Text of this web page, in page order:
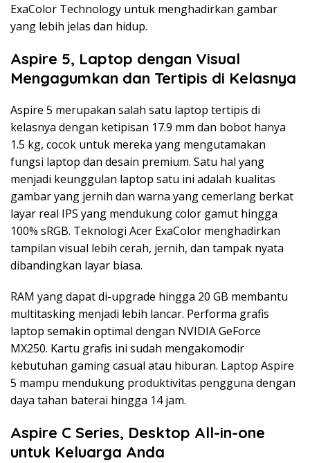
ExaColor Technology untuk menghadirkan gambar
yang lebih jelas dan hidup.
Aspire 5, Laptop dengan Visual
Mengagumkan dan Tertipis di Kelasnya
Aspire 5 merupakan salah satu laptop tertipis di
kelasnya dengan ketipisan 17.9 mm dan bobot hanya
1.5 kg, cocok untuk mereka yang mengutamakan
fungsi laptop dan desain premium. Satu hal yang
menjadi keunggulan laptop satu ini adalah kualitas
gambar yang jernih dan warna yang cemerlang berkat
layar real IPS yang mendukung color gamut hingga
100% sRGB. Teknologi Acer ExaColor menghadirkan
tampilan visual lebih cerah, jernih, dan tampak nyata
dibandingkan layar biasa.
RAM yang dapat di-upgrade hingga 20 GB membantu
multitasking menjadi lebih lancar. Performa grafis
laptop semakin optimal dengan NVIDIA GeForce
MX250. Kartu grafis ini sudah mengakomodir
kebutuhan gaming casual atau hiburan. Laptop Aspire
5 mampu mendukung produktivitas pengguna dengan
daya tahan baterai hingga 14 jam.
Aspire C Series, Desktop All-in-one
untuk Keluarga Anda